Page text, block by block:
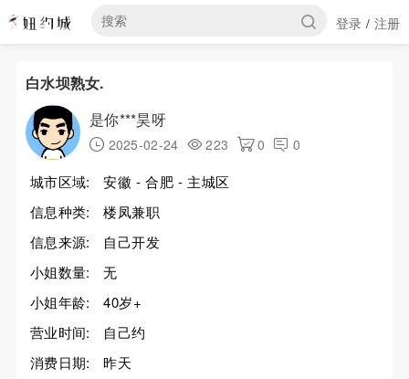
登录 / 注册
白水坝熟女.
是你***昊呀
2025-02-24 223 0 0
城市区域:
安徽 - 合肥 - 主城区
信息种类:
楼凤兼职
信息来源:
自己开发
小姐数量:
无
小姐年龄:
40岁+
营业时间:
自己约
消费日期:
昨天